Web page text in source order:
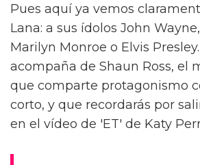
Pues aquí ya vemos
Lana: a sus ídolos John
Marilyn Monroe o Elvis
acompaña de Shaun Ross, el
que comparte protagonismo
corto, y que recordarás por
en el vídeo de 'ET' de Katy